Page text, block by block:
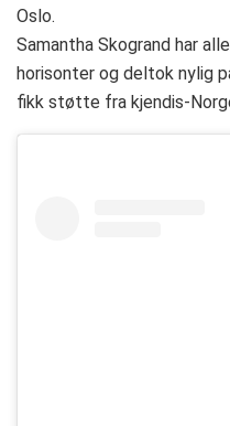
Oslo.
Samantha Skogrand har
horisonter og deltok nylig
fikk støtte fra kjendis-